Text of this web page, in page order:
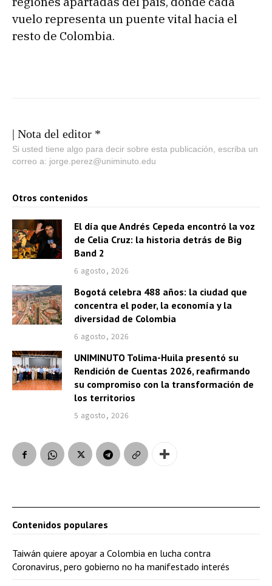
vuelo representa un puente vital hacia el
resto de Colombia.
| Nota del editor *
Si usted tiene algo para decir sobre esta publicación, escriba un
correo a: jorge.perez@uniminuto.edu
Otros contenidos
El día que Andrés Cepeda encontró la voz
de Celia Cruz: la historia detrás de Big
Band 2
6 agosto, 2026
Bogotá celebra 488 años: la ciudad que
concentra el poder, la economía y la
diversidad de Colombia
6 agosto, 2026
UNIMINUTO Tolima-Huila presentó su
Rendición de Cuentas 2026, reafirmando
su compromiso con la transformación de
los territorios
5 agosto, 2026
Contenidos populares
Taiwán quiere apoyar a Colombia en lucha contra
Coronavirus, pero gobierno no ha manifestado interés